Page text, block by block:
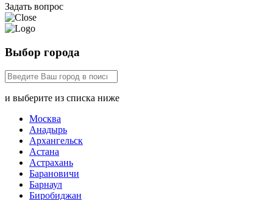
Задать вопрос
Выбор города
и выберите из списка ниже
Москва
Анадырь
Архангельск
Астана
Астрахань
Барановичи
Барнаул
Биробиджан